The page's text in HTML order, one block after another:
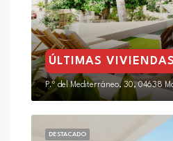
ÚLTIMAS VIVIENDAS
DESTACADO